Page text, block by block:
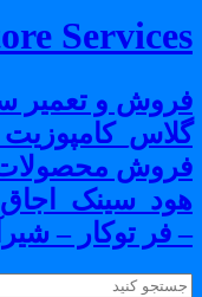
Services
فروش و تعمیر
فروش محصولات
– فر توکار –